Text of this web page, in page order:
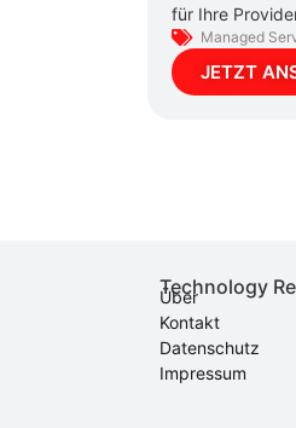
für Ihre
Managed
JETZT
Technology
Über
Kontakt
Datenschutz
Impressum